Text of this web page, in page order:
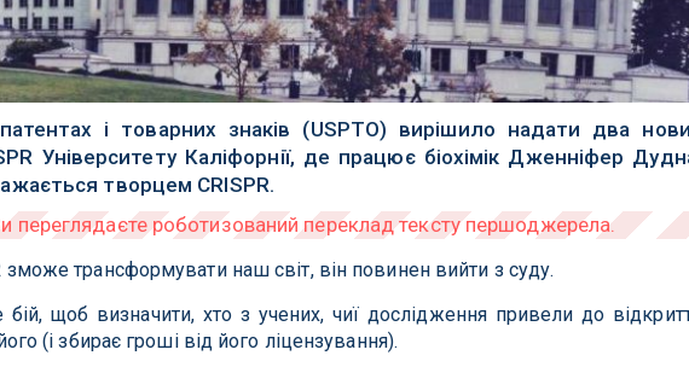
і товарних знаків (USPTO) вирішило надати два
Університету Каліфорнії, де працює біохімік Дженніфер
творцем CRISPR.
трансформувати наш світ, він повинен вийти з суду.
бій, щоб визначити, хто з учених, чиї дослідження привели до
(і збирає гроші від його ліцензування).